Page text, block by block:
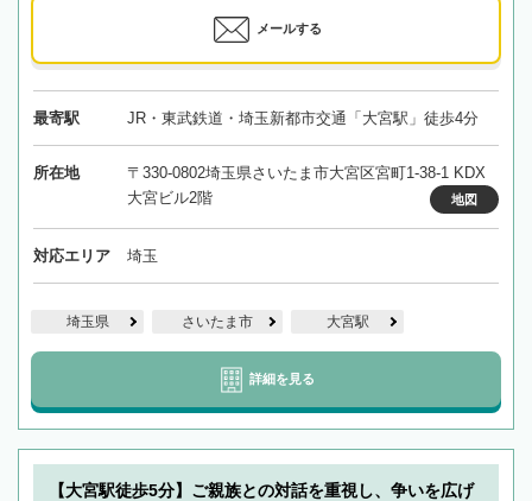
メールする
最寄駅 JR・東武鉄道・埼玉新都市交通「大宮駅」徒歩4分
所在地
〒330-0802埼玉県さいたま市大宮区宮町1-38-1 KDX
大宮ビル2階
地図
対応エリア 埼玉
埼玉県 さいたま市 大宮駅
詳細を見る
【大宮駅徒歩5分】ご親族との対話を重視し、争いを広げ